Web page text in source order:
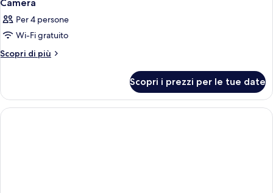
Camera
Per 4 persone
Wi-Fi gratuito
Scopri di più
Altri
Scopri i prezzi per le tue date